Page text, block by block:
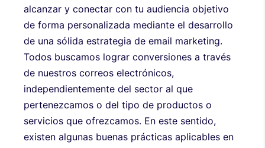
alcanzar y conectar con tu audiencia objetivo
de forma personalizada mediante el desarrollo
de una sólida estrategia de email marketing.
Todos buscamos lograr conversiones a través
de nuestros correos electrónicos,
independientemente del sector al que
pertenezcamos o del tipo de productos o
servicios que ofrezcamos. En este sentido,
existen algunas buenas prácticas aplicables en